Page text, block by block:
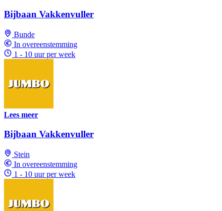
Bijbaan Vakkenvuller
Bunde
In overeenstemming
1 - 10 uur per week
Lees meer
Bijbaan Vakkenvuller
Stein
In overeenstemming
1 - 10 uur per week